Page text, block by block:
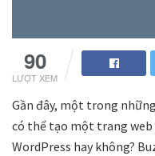
90
LƯỢT XEM
Gần đây, một trong
có thể tạo một trang web
WordPress hay không?